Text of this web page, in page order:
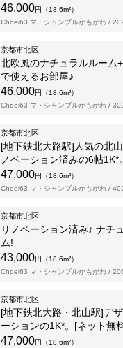
46,000円（18.6m²）
Choei63 マ・シャンブルかもがわ /
京都市北区
北欧風のナチュラルルーム
で使えるお部屋♪
46,000円（18.6m²）
Choei63 マ・シャンブルかもがわ /
京都市北区
[地下鉄北大路駅]人気の北
ノベーション済みの6帖1K*
47,000円（18.6m²）
Choei63 マ・シャンブルかもがわ /
京都市北区
リノベーション済み♪ ナチ
ム!
43,000円（18.6m²）
Choei63 マ・シャンブルかもがわ /
京都市北区
[地下鉄北大路・北山駅]デ
ーションの1K*。[ネット無
47,000円（18.6m²）